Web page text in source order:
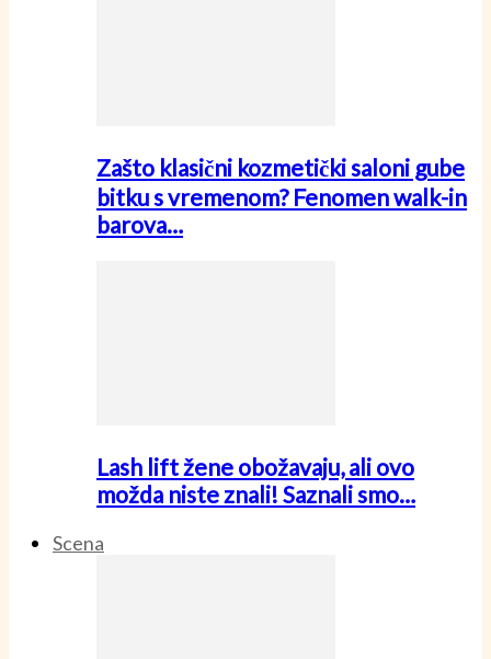
Zašto klasični kozmetički saloni gube
bitku s vremenom? Fenomen walk-in
barova…
Lash lift žene obožavaju, ali ovo
možda niste znali! Saznali smo…
Scena